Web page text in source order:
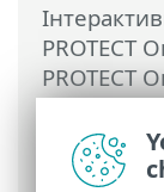
PROTECT
PROTECT
Prem
політики
Групи